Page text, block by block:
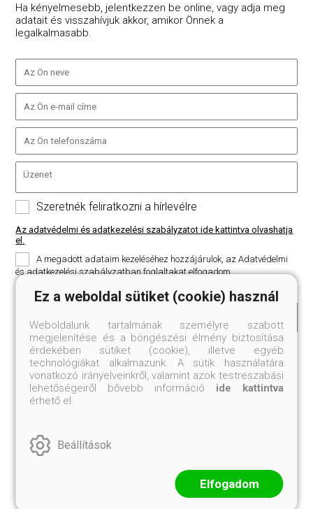
Ha kényelmesebb, jelentkezzen be online, vagy adja meg
adatait és visszahívjuk akkor, amikor Önnek a
legalkalmasabb.
Szeretnék feliratkozni a hírlevélre
Az adatvédelmi és adatkezelési szabályzatot ide kattintva olvashatja
el.
A megadott adataim kezeléséhez hozzájárulok, az Adatvédelmi
és adatkezelési szabályzatban foglaltakat elfogadom.
Elállási, felmondási nyilatkozat
Ez a weboldal sütiket (cookie) használ
Weboldalunk tartalmának személyre szabott
megjelenítése és a böngészési élmény biztosítása
érdekében sütiket (cookie), illetve egyéb
technológiákat alkalmazunk. A sütik használatára
vonatkozó irányelveinkről, valamint azok testreszabási
lehetőségeiről bővebb információ ide kattintva
érhető el.
Beállítások
Elfogadom